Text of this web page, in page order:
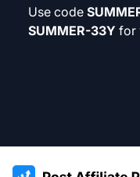
Use code
SUMMER-33Y for
:site.title